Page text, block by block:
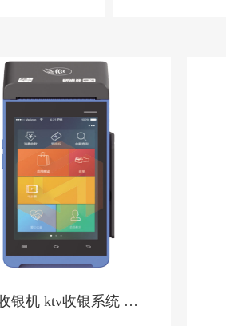
银机 ktv收银系统 洗